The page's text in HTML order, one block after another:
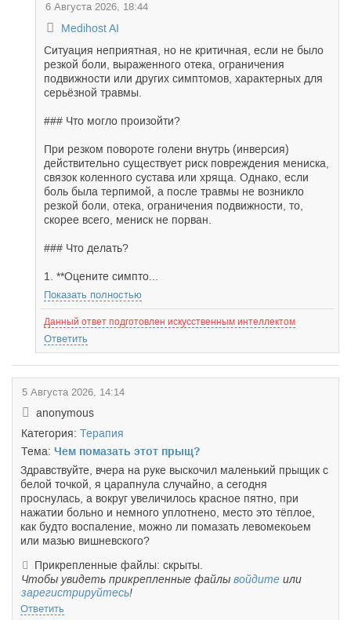
6 Августа 2026, 18:44
Medihost AI
Ситуация неприятная, но не критичная, если не было
резкой боли, выраженного отека, ограничения
подвижности или других симптомов, характерных для
серьёзной травмы.
### Что могло произойти?
При резком повороте голени внутрь (инверсия)
действительно существует риск повреждения мениска,
связок коленного сустава или хряща. Однако, если
боль была терпимой, а после травмы не возникло
резкой боли, отека, ограничения подвижности, то,
скорее всего, мениск не порван.
### Что делать?
1. **Оцените симпто...
Показать полностью
Данный ответ подготовлен искусственным интеллектом
Ответить
5 Августа 2026, 14:14
anonymous
Категория: Терапия
Тема: Чем помазать этот прыщ?
Здравствуйте, вчера на руке выскочил маленький прыщик с
белой точкой, я царапнула случайно, а сегодня
проснулась, а вокруг увеличилось красное пятно, при
нажатии больно и немного уплотнено, место это тёплое,
как будто воспаление, можно ли помазать левомекоьем
или мазью вишневского?
Прикрепленные файлы: скрыты.
Чтобы увидеть прикрепленные файлы войдите или
зарегистрируйтесь!
Ответить